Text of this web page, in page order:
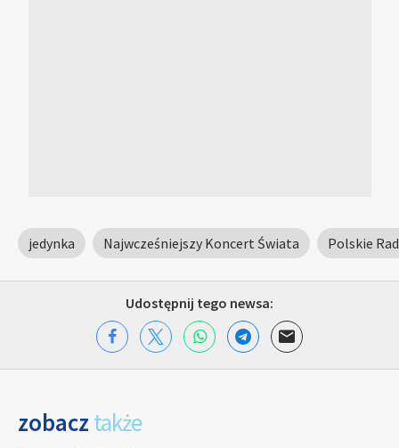
jedynka Najwcześniejszy Koncert Świata Polskie
Udostępnij tego newsa:
zobacz także